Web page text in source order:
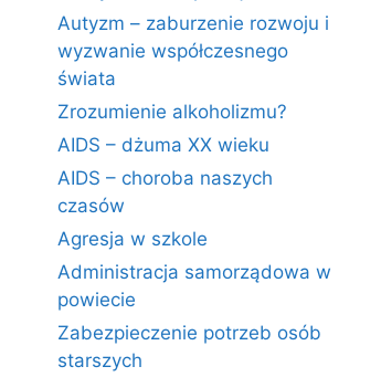
Autyzm – zaburzenie rozwoju i
wyzwanie współczesnego
świata
Zrozumienie alkoholizmu?
AIDS – dżuma XX wieku
AIDS – choroba naszych
czasów
Agresja w szkole
Administracja samorządowa w
powiecie
Zabezpieczenie potrzeb osób
starszych